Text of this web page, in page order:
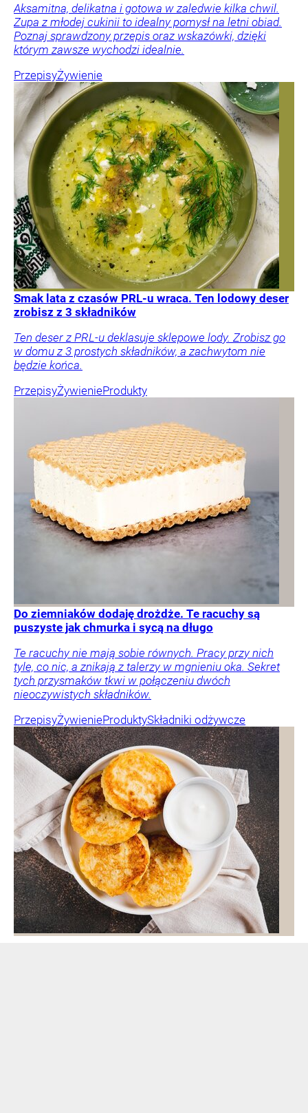
Aksamitna, delikatna i gotowa w zaledwie kilka chwil.
Zupa z młodej cukinii to idealny pomysł na letni obiad.
Poznaj sprawdzony przepis oraz wskazówki, dzięki
którym zawsze wychodzi idealnie.
PrzepisyŻywienie
Smak lata z czasów PRL-u wraca. Ten lodowy deser
zrobisz z 3 składników
Ten deser z PRL-u deklasuje sklepowe lody. Zrobisz go
w domu z 3 prostych składników, a zachwytom nie
będzie końca.
PrzepisyŻywienieProdukty
Do ziemniaków dodaję drożdże. Te racuchy są
puszyste jak chmurka i sycą na długo
Te racuchy nie mają sobie równych. Pracy przy nich
tyle, co nic, a znikają z talerzy w mgnieniu oka. Sekret
tych przysmaków tkwi w połączeniu dwóch
nieoczywistych składników.
PrzepisyŻywienieProduktySkładniki odżywcze